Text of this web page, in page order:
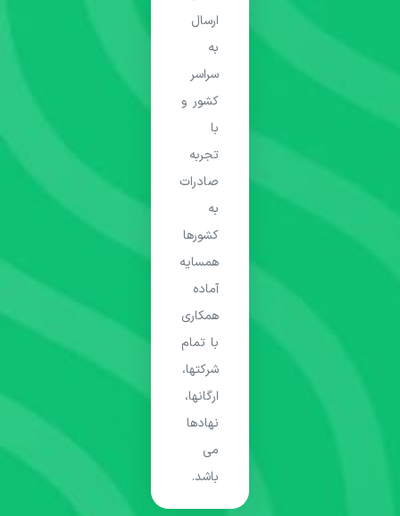
ارسال
به
سراسر
کشور و
با
تجربه
صادرات
به
کشورها
همسایه
آماده
همکاری
با تمام
شرکتها،
ارگانها،
نهادها
می
باشد.